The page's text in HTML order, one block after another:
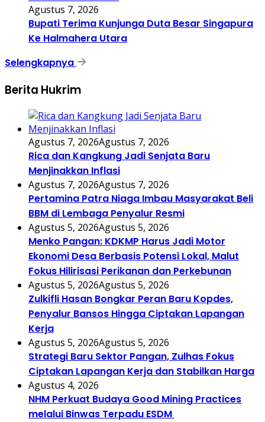
Agustus 7, 2026
Bupati Terima Kunjunga Duta Besar Singapura
Ke Halmahera Utara
Selengkapnya
Berita Hukrim
Agustus 7, 2026Agustus 7, 2026
Rica dan Kangkung Jadi Senjata Baru
Menjinakkan Inflasi
Agustus 7, 2026Agustus 7, 2026
Pertamina Patra Niaga Imbau Masyarakat Beli
BBM di Lembaga Penyalur Resmi
Agustus 5, 2026Agustus 5, 2026
Menko Pangan: KDKMP Harus Jadi Motor
Ekonomi Desa Berbasis Potensi Lokal, Malut
Fokus Hilirisasi Perikanan dan Perkebunan
Agustus 5, 2026Agustus 5, 2026
Zulkifli Hasan Bongkar Peran Baru Kopdes,
Penyalur Bansos Hingga Ciptakan Lapangan
Kerja
Agustus 5, 2026Agustus 5, 2026
Strategi Baru Sektor Pangan, Zulhas Fokus
Ciptakan Lapangan Kerja dan Stabilkan Harga
Agustus 4, 2026
NHM Perkuat Budaya Good Mining Practices
melalui Binwas Terpadu ESDM